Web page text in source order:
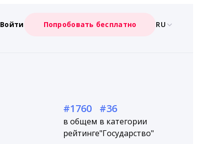
Войти Попробовать бесплатно RU
#1760
в общем
рейтинге
#36
в категории
"Государство"